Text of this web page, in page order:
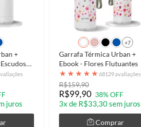
+
juros
+7
Garrafa Térmica Urban +
Ebook - Flores Flutuantes
★ ★ ★ ★ ★ 68129 avaliações
R$159,90
R$99,90 38% OFF
3x de R$33,30 sem juros
Comprar